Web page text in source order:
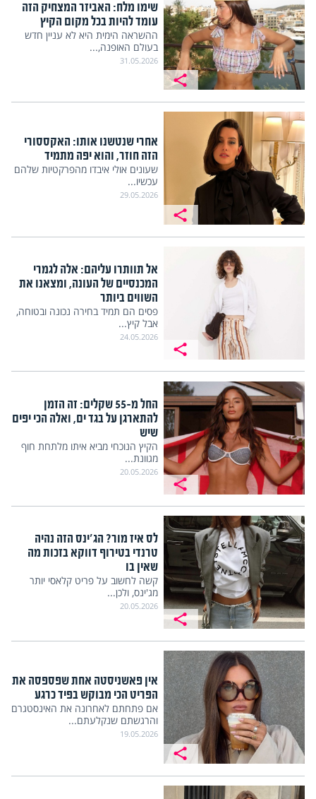
שימו מלח: האביזר המצחיק הזה
עומד להיות בכל מקום הקיץ
ההשראה הימית היא לא עניין חדש
בעולם האופנה,...
31.05.2026
אחרי שנטשנו אותו: האקססורי
הזה חוזר, והוא יפה מתמיד
שעונים אולי איבדו מהפרקטיות שלהם
עכשיו...
29.05.2026
אל תוותרו עליהם: אלה לגמרי
המכנסיים של העונה, ומצאנו את
השווים ביותר
פסים הם תמיד בחירה נכונה ובטוחה,
אבל קיץ...
24.05.2026
החל מ-55 שקלים: זה הזמן
להתארגן על בגד ים, ואלה הכי יפים
שיש
הקיץ הנוכחי מביא איתו מלתחת חוף
מגוונת...
20.05.2026
לס איז מור? הג'ינס הזה נהיה
טרנדי בטירוף דווקא בזכות מה
שאין בו
קשה לחשוב על פריט קלאסי יותר
מג'ינס, ולכן...
20.05.2026
אין פאשניסטה אחת שפספסה את
הפריט הכי מבוקש בפיד כרגע
אם פתחתם לאחרונה את האינסטגרם
והרגשתם שנקלעתם...
19.05.2026